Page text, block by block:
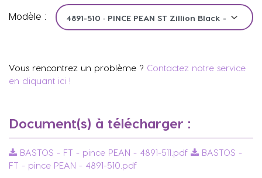
Modèle :
Vous rencontrez un problème ? Contactez notre service
en cliquant ici !
Document(s) à télécharger :
BASTOS - FT - pince PEAN - 4891-511.pdf
BASTOS -
FT - pince PEAN - 4891-510.pdf